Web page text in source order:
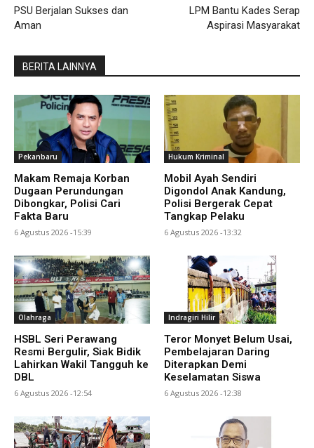
PSU Berjalan Sukses dan
Aman
LPM Bantu Kades Serap
Aspirasi Masyarakat
BERITA LAINNYA
Pekanbaru
Makam Remaja Korban
Dugaan Perundungan
Dibongkar, Polisi Cari
Fakta Baru
6 Agustus 2026 -15:39
Hukum Kriminal
Mobil Ayah Sendiri
Digondol Anak Kandung,
Polisi Bergerak Cepat
Tangkap Pelaku
6 Agustus 2026 -13:32
Olahraga
HSBL Seri Perawang
Resmi Bergulir, Siak Bidik
Lahirkan Wakil Tangguh ke
DBL
6 Agustus 2026 -12:54
Indragiri Hilir
Teror Monyet Belum Usai,
Pembelajaran Daring
Diterapkan Demi
Keselamatan Siswa
6 Agustus 2026 -12:38